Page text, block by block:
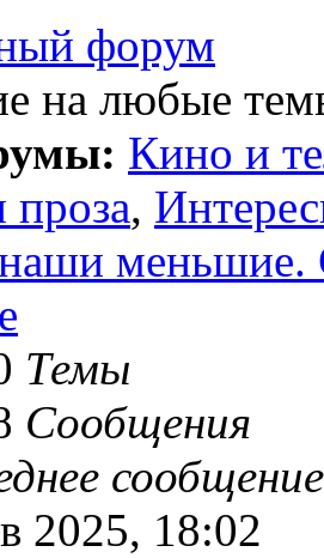
форум
на любые
Кино и
,
меньшие.
Темы
Сообщения
сообщение
2025, 18:02